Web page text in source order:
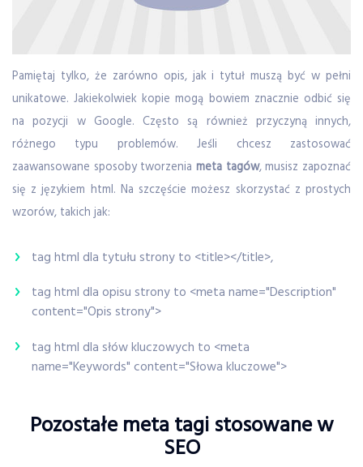
Pamiętaj tylko, że zarówno opis, jak i tytuł muszą być w pełni
unikatowe. Jakiekolwiek kopie mogą bowiem znacznie odbić się
na pozycji w Google. Często są również przyczyną innych,
różnego typu problemów. Jeśli chcesz zastosować
zaawansowane sposoby tworzenia meta tagów, musisz zapoznać
się z językiem html. Na szczęście możesz skorzystać z prostych
wzorów, takich jak:
tag html dla tytułu strony to <title></title>,
tag html dla opisu strony to <meta name="Description"
content="Opis strony">
tag html dla słów kluczowych to <meta
name="Keywords" content="Słowa kluczowe">
Pozostałe meta tagi stosowane w
SEO